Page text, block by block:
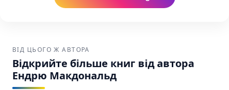
ВІД ЦЬОГО Ж АВТОРА
Відкрийте більше книг від автора
Ендрю Макдональд